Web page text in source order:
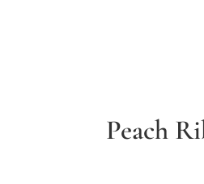
Peach
لون كحلي (7 سم)